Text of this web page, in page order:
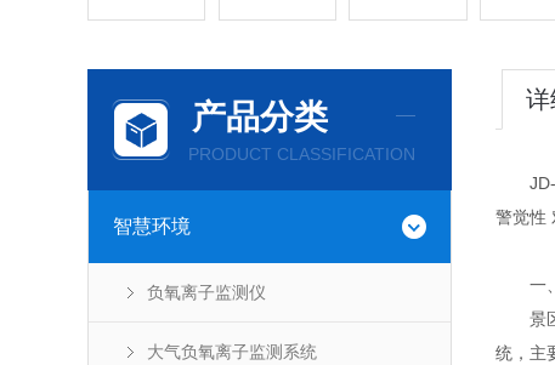
产品分类
PRODUCT CLASSIFICATION
智慧环境
负氧离子监测仪
大气负氧离子监测系统
详
JD-
警觉性
一、
景区
统，主